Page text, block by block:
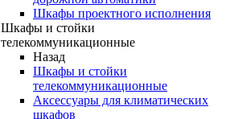
Шкафы проектного исполнения
Шкафы и стойки
телекоммуникационные
Назад
Шкафы и стойки
телекоммуникационные
Аксессуары для климатических
шкафов